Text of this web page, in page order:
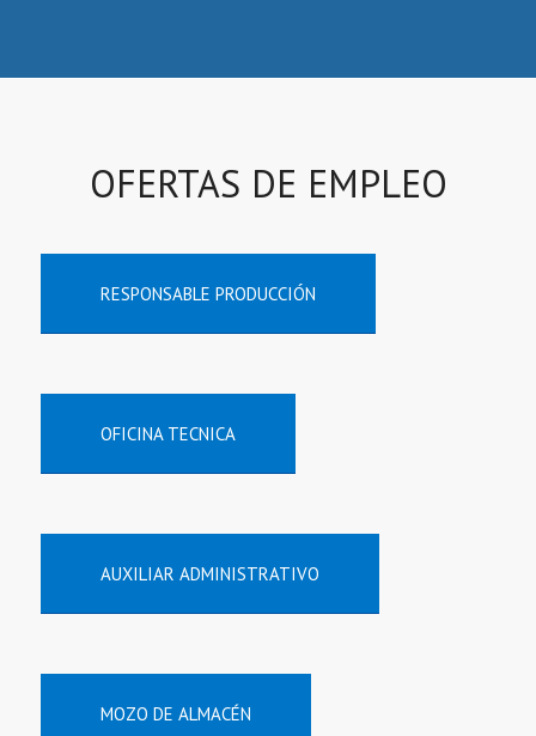
OFERTAS DE EMPLEO
RESPONSABLE PRODUCCIÓN
OFICINA TECNICA
AUXILIAR ADMINISTRATIVO
MOZO DE ALMACÉN